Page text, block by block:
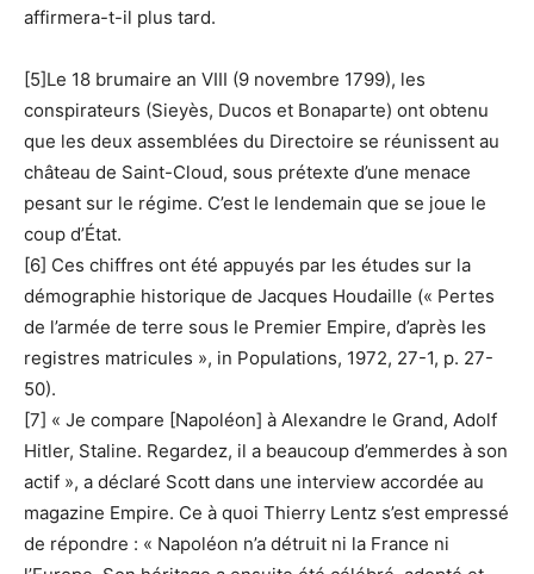
affirmera-t-il plus tard.
[5]Le 18 brumaire an VIII (9 novembre 1799), les
conspirateurs (Sieyès, Ducos et Bonaparte) ont obtenu
que les deux assemblées du Directoire se réunissent au
château de Saint-Cloud, sous prétexte d’une menace
pesant sur le régime. C’est le lendemain que se joue le
coup d’État.
[6] Ces chiffres ont été appuyés par les études sur la
démographie historique de Jacques Houdaille (« Pertes
de l’armée de terre sous le Premier Empire, d’après les
registres matricules », in Populations, 1972, 27-1, p. 27-
50).
[7] « Je compare [Napoléon] à Alexandre le Grand, Adolf
Hitler, Staline. Regardez, il a beaucoup d’emmerdes à son
actif », a déclaré Scott dans une interview accordée au
magazine Empire. Ce à quoi Thierry Lentz s’est empressé
de répondre : « Napoléon n’a détruit ni la France ni